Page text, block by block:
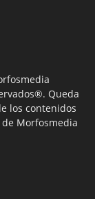
Queda
los contenidos
Morfosmedia